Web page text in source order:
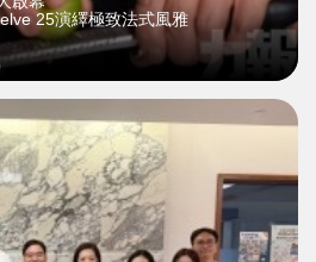
25演繹極致法式風雅